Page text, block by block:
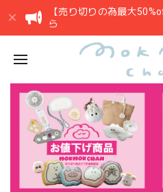
【売り切りの為最大
ら